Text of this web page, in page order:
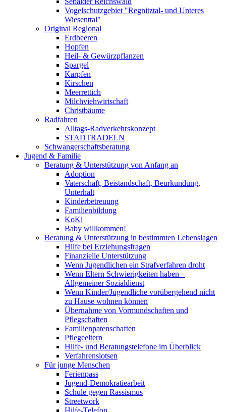
Vogelschutzgebiet "Regnitztal- und Unteres
Wiesenttal"
Original Regional
Erdbeeren
Hopfen
Heil- & Gewürzpflanzen
Spargel
Karpfen
Kirschen
Meerrettich
Milchviehwirtschaft
Christbäume
Radfahren
Alltags-Radverkehrskonzept
STADTRADELN
Schwangerschaftsberatung
Jugend & Familie
Beratung & Unterstützung von Anfang an
Adoption
Vaterschaft, Beistandschaft, Beurkundung,
Unterhalt
Kinderbetreuung
Familienbildung
KoKi
Baby willkommen!
Beratung & Unterstützung in bestimmten Lebenslagen
Hilfe bei Erziehungsfragen
Finanzielle Unterstützung
Wenn Jugendlichen ein Strafverfahren droht
Wenn Eltern Schwierigkeiten haben –
Allgemeiner Sozialdienst
Wenn Kinder/Jugendliche vorübergehend nicht
zu Hause wohnen können
Übernahme von Vormundschaften und
Pflegschaften
Familienpatenschaften
Pflegeeltern
Hilfe- und Beratungstelefone im Überblick
Verfahrenslotsen
Für junge Menschen
Ferienpass
Jugend-Demokratiearbeit
Schule gegen Rassismus
Streetwork
Hilfe-Telefon